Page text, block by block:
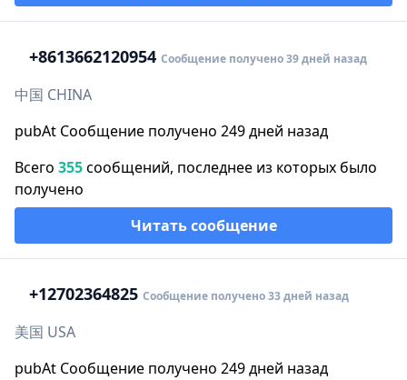
+8613662120954 Сообщение получено 39 дней назад
中国 CHINA
pubAt Сообщение получено 249 дней назад
Всего 355сообщений, последнее из которых было
получено
Читать сообщение
+12702364825 Сообщение получено 33 дней назад
美国 USA
pubAt Сообщение получено 249 дней назад